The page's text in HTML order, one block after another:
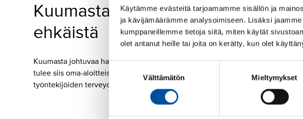
Käytämme evästeitä tarjoamamme sisällön ja
ja kävijämäärämme analysoimiseen. Lisäksi
kumppaneillemme tietoja siitä, miten käytät
olet antanut heille tai joita on kerätty, kun olet
Suostumuksen
valinta
Välttämätön Mieltymykset
Kuumasta johtuvaa haitallista
ehkäistä
Kuumasta johtuvaa haitallista työkuormitusta tulee ehkäistä eikä pelkästään
tulee siis oma-aloitteisesti välttää tai vähentää työn kuormitustekijöiden
työntekijöiden terveydelle.